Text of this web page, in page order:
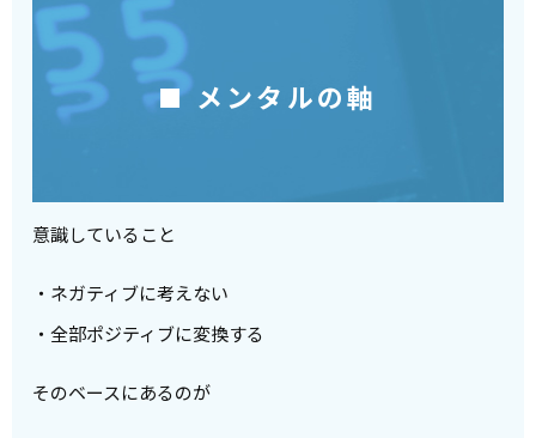
■ メンタルの軸
意識していること
・ネガティブに考えない
・全部ポジティブに変換する
そのベースにあるのが